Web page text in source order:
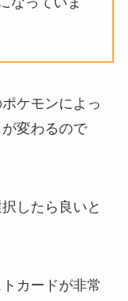
ケモンによっ
変わるので
したら良いと
カードが非常